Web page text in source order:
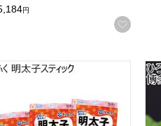
に登録する
円
お気
【夏の贈りもの・お中元】
く 明太子スティック【夏のひ